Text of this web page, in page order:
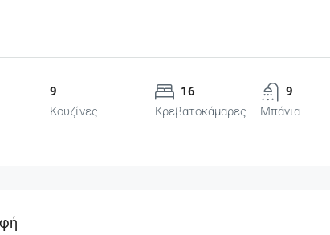
9
Κουζίνες
16
Κρεβατοκάμαρες
9
Μπάνια